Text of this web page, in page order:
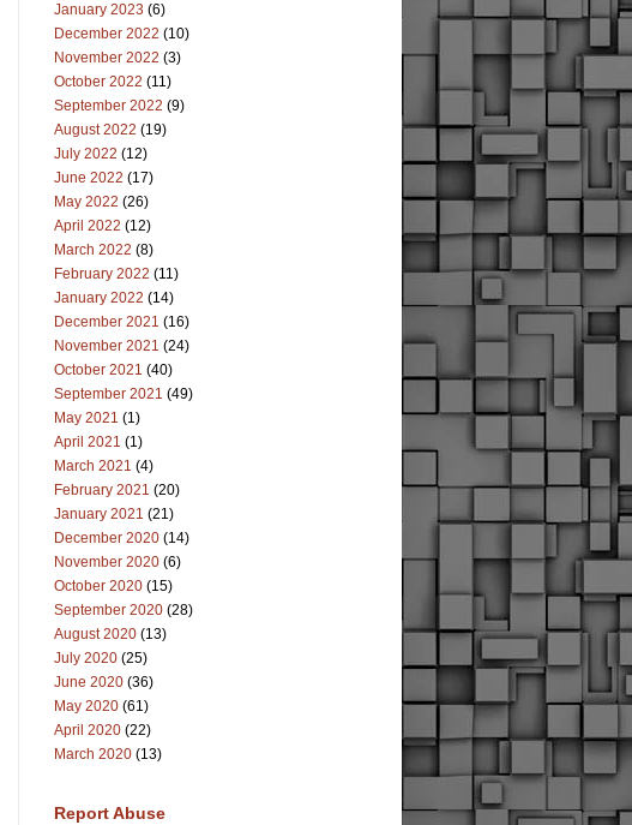
January 2023 (6)
December 2022 (10)
November 2022 (3)
October 2022 (11)
September 2022 (9)
August 2022 (19)
July 2022 (12)
June 2022 (17)
May 2022 (26)
April 2022 (12)
March 2022 (8)
February 2022 (11)
January 2022 (14)
December 2021 (16)
November 2021 (24)
October 2021 (40)
September 2021 (49)
May 2021 (1)
April 2021 (1)
March 2021 (4)
February 2021 (20)
January 2021 (21)
December 2020 (14)
November 2020 (6)
October 2020 (15)
September 2020 (28)
August 2020 (13)
July 2020 (25)
June 2020 (36)
May 2020 (61)
April 2020 (22)
March 2020 (13)
Report Abuse